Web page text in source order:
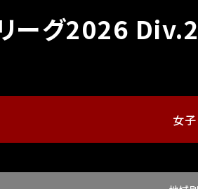
ーグ2026 Div.2
女子